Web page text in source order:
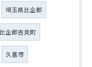
埼玉県比企郡
比企郡吉見町
久喜市